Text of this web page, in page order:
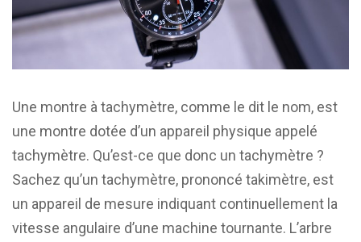
Une montre à tachymètre, comme le dit le nom, est
une montre dotée d’un appareil physique appelé
tachymètre. Qu’est-ce que donc un tachymètre ?
Sachez qu’un tachymètre, prononcé takimètre, est
un appareil de mesure indiquant continuellement la
vitesse angulaire d’une machine tournante. L’arbre